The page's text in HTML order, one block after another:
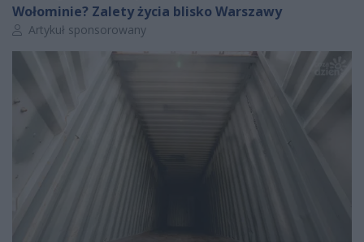
Wołominie? Zalety życia blisko Warszawy
Autor artykułu:
Artykuł sponsorowany